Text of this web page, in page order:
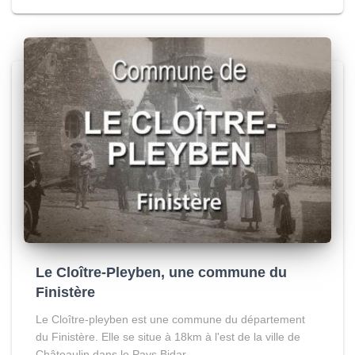
Le Cloître-Pleyben, une commune du
Finistère
Le Cloître-pleyben est une commune du département
du Finistère. Elle se situe à 18km à l'est de la ville de